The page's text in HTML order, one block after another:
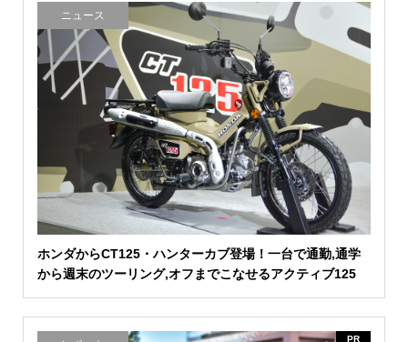
ニュース
ホンダからCT125・ハンターカブ登場！一台で通勤,通学
から週末のツーリング,オフまでこなせるアクティブ125
PR